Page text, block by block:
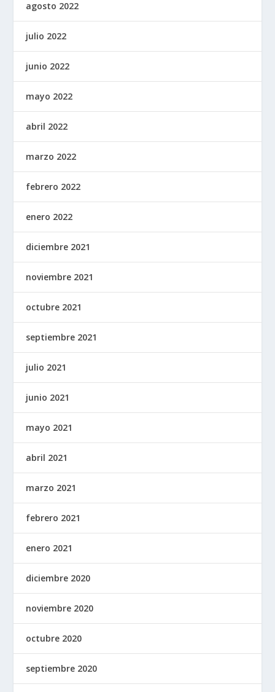
agosto 2022
julio 2022
junio 2022
mayo 2022
abril 2022
marzo 2022
febrero 2022
enero 2022
diciembre 2021
noviembre 2021
octubre 2021
septiembre 2021
julio 2021
junio 2021
mayo 2021
abril 2021
marzo 2021
febrero 2021
enero 2021
diciembre 2020
noviembre 2020
octubre 2020
septiembre 2020